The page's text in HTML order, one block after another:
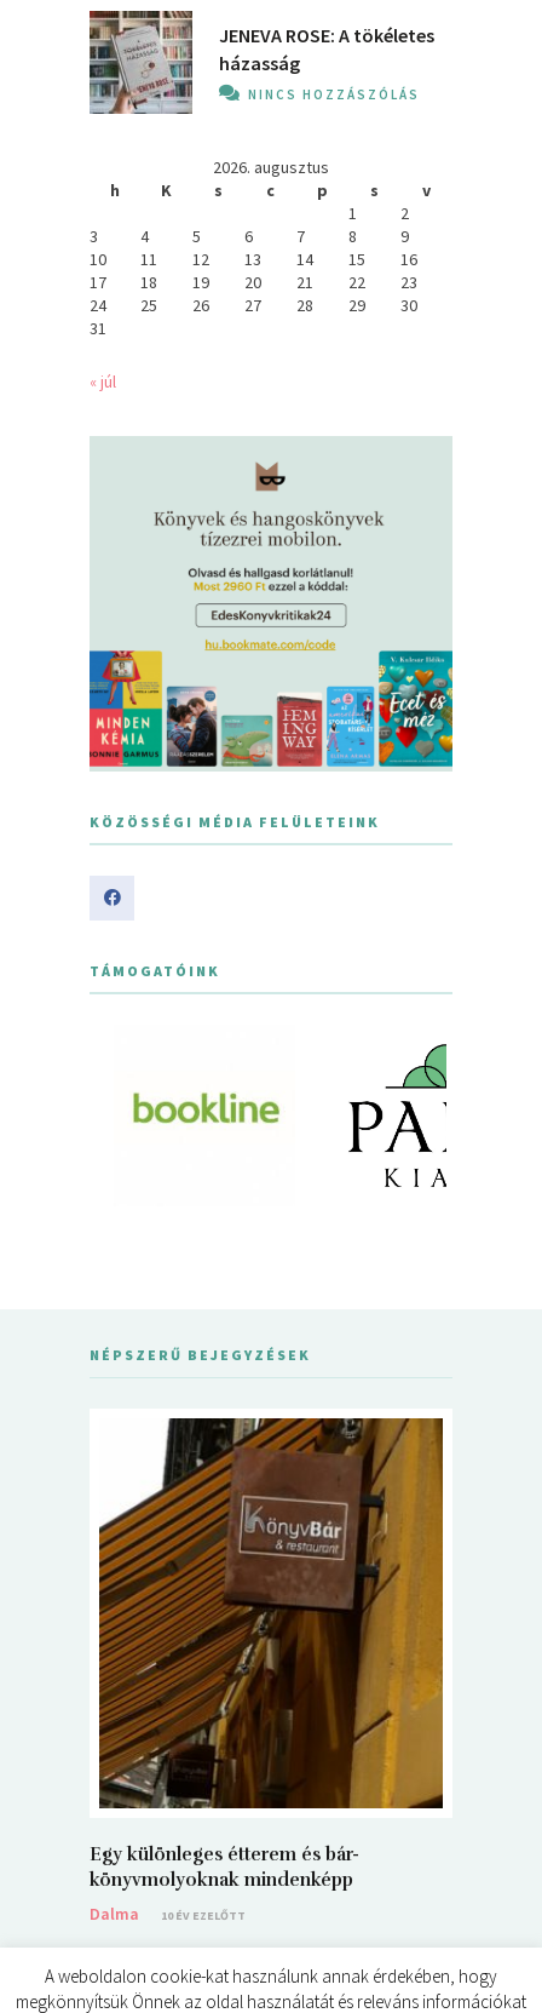
JENEVA ROSE: A ​tökéletes
házasság
NINCS HOZZÁSZÓLÁS
2026. augusztus
h
K s c p s
v
1
2
3
4 5 6 7 8
9
10
11 12 13 14 15
16
17
18 19 20 21 22
23
24
25 26 27 28 29
30
31
« júl
KÖZÖSSÉGI MÉDIA FELÜLETEINK
TÁMOGATÓINK
NÉPSZERŰ BEJEGYZÉSEK
Egy különleges étterem és bár-
könyvmolyoknak mindenképp
Dalma
10 ÉV EZELŐTT
A weboldalon cookie-kat használunk annak érdekében, hogy
megkönnyítsük Önnek az oldal használatát és releváns információkat